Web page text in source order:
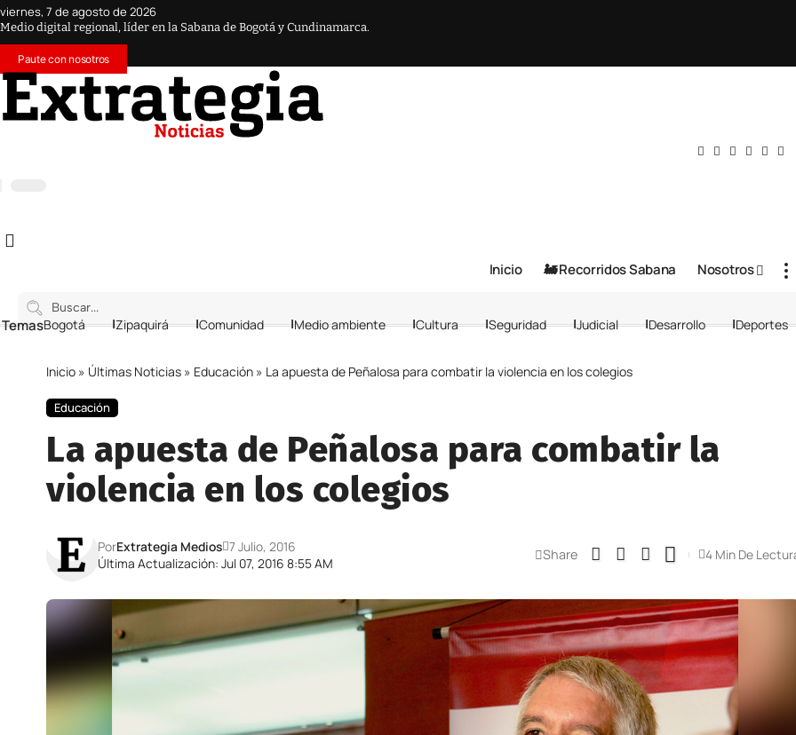
viernes, 7 de agosto de 2026
Medio digital regional, líder en la Sabana de Bogotá y Cundinamarca.
Paute con nosotros
Inicio 🚂 Recorridos Sabana Nosotros
Bogotá Zipaquirá Comunidad Medio ambiente Cultura Seguridad Judicial Desarrollo Deportes
Inicio » Últimas Noticias » Educación » La apuesta de Peñalosa para combatir la violencia en los colegios
Educación
La apuesta de Peñalosa para combatir la
violencia en los colegios
Última Actualización: Jul 07, 2016 8:55 AM
PorExtrategia Medios 7 Julio, 2016 Share 4 Min De